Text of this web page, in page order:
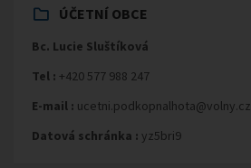
ÚČETNÍ OBCE
Bc. Lucie Sluštíková
Tel : +420 577 988 247
E-mail : ucetni.podkopnalhota@volny.cz
Datová schránka : yz5bri9